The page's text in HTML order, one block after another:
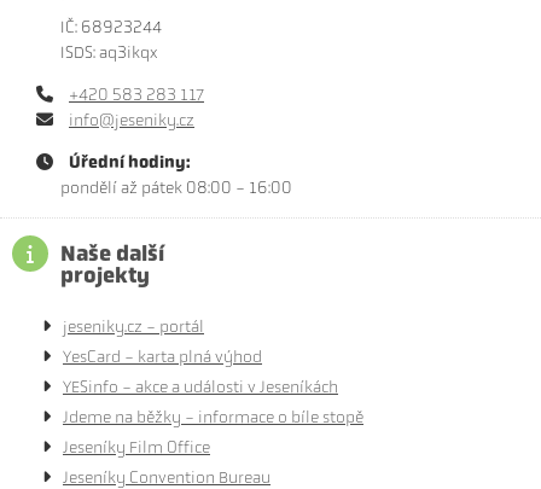
IČ: 68923244
ISDS: aq3ikqx
+420 583 283 117
info@jeseniky.cz
Úřední hodiny:
pondělí až pátek 08:00 - 16:00
Naše další
projekty
jeseniky.cz - portál
YesCard - karta plná výhod
YESinfo - akce a události v Jeseníkách
Jdeme na běžky - informace o bíle stopě
Jeseníky Film Office
Jeseníky Convention Bureau